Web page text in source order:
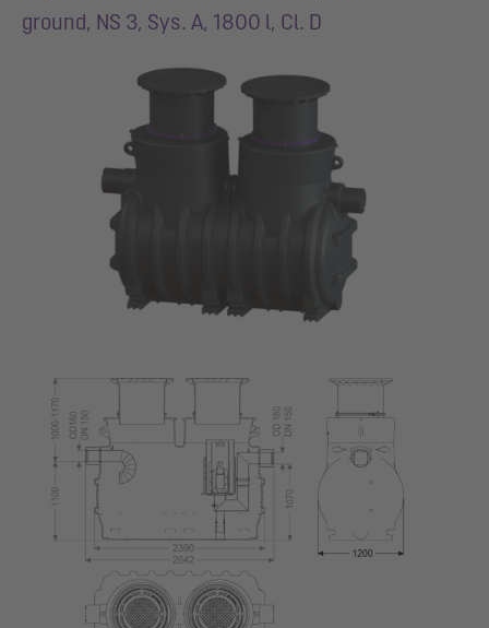
ground, NS 3, Sys. A, 1800 l, Cl. D